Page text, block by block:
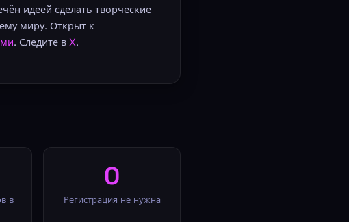
идеей сделать творческие
миру. Открыт к
. Следите в X.
в
0
Регистрация не нужна